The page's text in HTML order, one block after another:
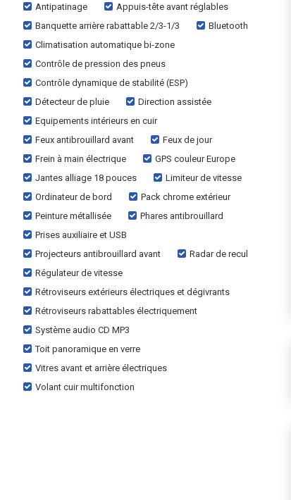
Antipatinage
Appuis-tête avant réglables
Banquette arrière rabattable 2/3-1/3
Bluetooth
Climatisation automatique bi-zone
Contrôle de pression des pneus
Contrôle dynamique de stabilité (ESP)
Détecteur de pluie
Direction assistée
Equipements intérieurs en cuir
Feux antibrouillard avant
Feux de jour
Frein à main électrique
GPS couleur Europe
Jantes alliage 18 pouces
Limiteur de vitesse
Ordinateur de bord
Pack chrome extérieur
Peinture métallisée
Phares antibrouillard
Prises auxiliaire et USB
Projecteurs antibrouillard avant
Radar de recul
Régulateur de vitesse
Rétroviseurs extérieurs électriques et dégivrants
Rétroviseurs rabattables électriquement
Système audio CD MP3
Toit panoramique en verre
Vitres avant et arrière électriques
Volant cuir multifonction